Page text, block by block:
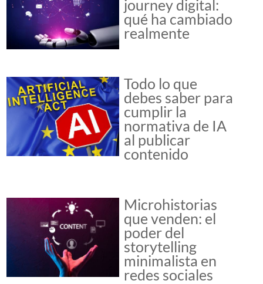
journey digital:
qué ha cambiado
realmente
Todo lo que
debes saber para
cumplir la
normativa de IA
al publicar
contenido
Microhistorias
que venden: el
poder del
storytelling
minimalista en
redes sociales